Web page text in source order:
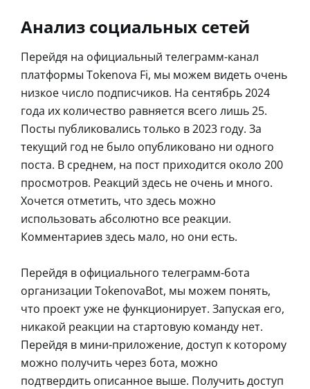
Анализ социальных сетей
Перейдя на официальный телеграмм-канал
платформы Tokenova Fi, мы можем видеть очень
низкое число подписчиков. На сентябрь 2024
года их количество равняется всего лишь 25.
Посты публиковались только в 2023 году. За
текущий год не было опубликовано ни одного
поста. В среднем, на пост приходится около 200
просмотров. Реакций здесь не очень и много.
Хочется отметить, что здесь можно
использовать абсолютно все реакции.
Комментариев здесь мало, но они есть.
Перейдя в официального телеграмм-бота
организации TokenovaBot, мы можем понять,
что проект уже не функционирует. Запуская его,
никакой реакции на стартовую команду нет.
Перейдя в мини-приложение, доступ к которому
можно получить через бота, можно
подтвердить описанное выше. Получить доступ